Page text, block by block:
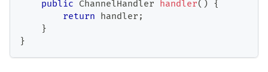
public ChannelHandler handler( ) {
return handler ;
}
}